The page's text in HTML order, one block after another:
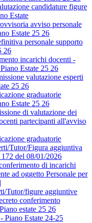
candidature figure
Estate
avviso personale
Estate 25 26
personale supporto
26
incarichi docenti -
Estate 25 26
valutazione esperti
25 26
graduatorie
Estate 25 26
di valutazione dei
partecipanti all'avviso
graduatorie
Tutor/Figura aggiuntiva
del 08/01/2026
di incarichi
ad oggetto Personale per
Tutor/figure aggiuntive
conferimento
estate 25 26
Estate 24-25